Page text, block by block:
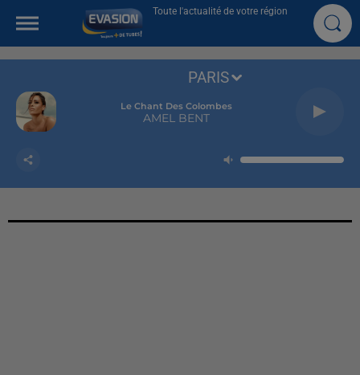
Toute l'actualité de votre région
Le Chant Des Colombes
AMEL BENT
PARIS